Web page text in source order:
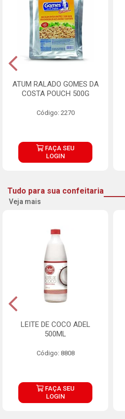
ATUM RALADO GOMES DA
COSTA POUCH 500G
Código: 2270
FAÇA SEU
LOGIN
Tudo para sua confeitaria
Veja mais
LEITE DE COCO ADEL
500ML
Código: 8808
FAÇA SEU
LOGIN